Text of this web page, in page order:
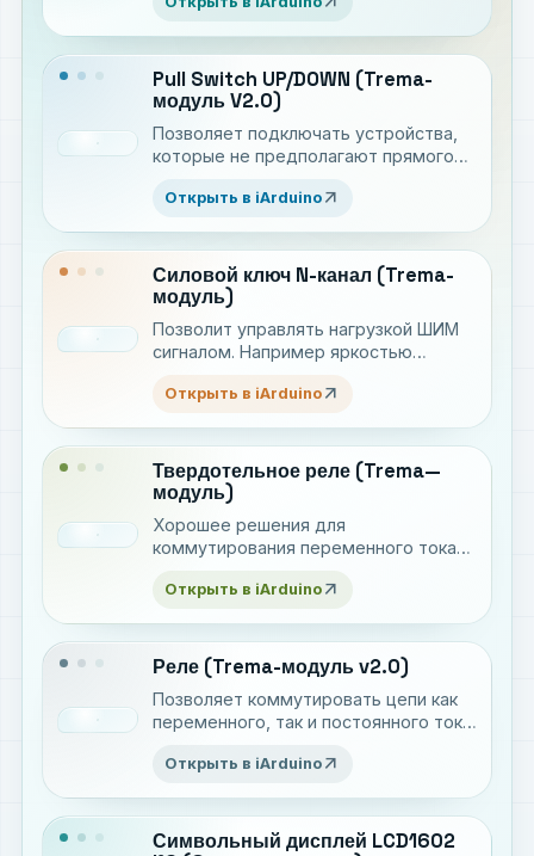
Pull Switch UP/DOWN (Trema-
модуль V2.0)
Позволяет подключать устройства,
которые не предполагают прямого
устройства, которым при
линию к земле(GND), или подтягивать
к питанию(VCC).
Открыть в iArduino arrow_outward
Силовой ключ N-канал (Trema-
модуль)
Позволит управлять нагрузкой ШИМ
сигналом. Например яркостью
мотора
Открыть в iArduino arrow_outward
Твердотельное реле (Trema—
модуль)
Хорошее решения для
коммутирования переменного тока
электромеханическими реле.
Открыть в iArduino arrow_outward
Реле (Trema-модуль v2.0)
Позволяет коммутировать цепи как
переменного, так и постоянного тока
Открыть в iArduino arrow_outward
Символьный дисплей LCD1602